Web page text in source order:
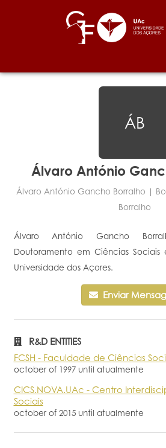
Foundation
Awards
Research
Portal do Investigador
ÁB
Álvaro António
Álvaro António Gancho Borralho |
Borralho
Álvaro António Gancho
Doutoramento em Ciências Sociais
Universidade dos Açores.
Enviar
R&D ENTITIES
FCSH - Faculdade de Ciências
october of 1997 until atualmente
CICS.NOVA.UAc - Centro
Sociais
october of 2015 until atualmente